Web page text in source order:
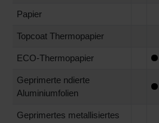
Papier
Topcoat Thermopapier
ECO-Thermopapier
Geprimerte ndierte
Aluminiumfolien
Geprimertes metallisiertes